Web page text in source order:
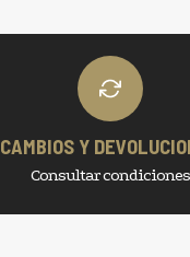
CAMBIOS Y
Consultar condiciones